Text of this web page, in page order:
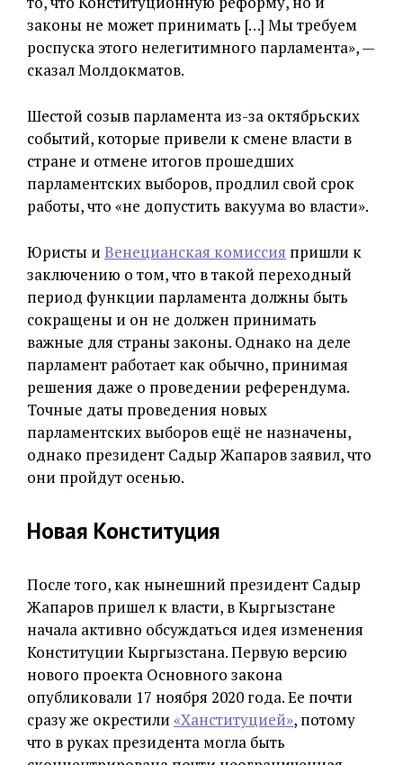
законы не может принимать […] Мы требуем
роспуска этого нелегитимного парламента», —
сказал Молдокматов.
Шестой созыв парламента из-за октябрьских
событий, которые привели к смене власти в
стране и отмене итогов прошедших
парламентских выборов, продлил свой срок
работы, что «не допустить вакуума во власти».
Юристы и Венецианская комиссия пришли к
заключению о том, что в такой переходный
период функции парламента должны быть
сокращены и он не должен принимать
важные для страны законы. Однако на деле
парламент работает как обычно, принимая
решения даже о проведении референдума.
Точные даты проведения новых
парламентских выборов ещё не назначены,
однако президент Садыр Жапаров заявил, что
они пройдут осенью.
Новая Конституция
После того, как нынешний президент Садыр
Жапаров пришел к власти, в Кыргызстане
начала активно обсуждаться идея изменения
Конституции Кыргызстана. Первую версию
нового проекта Основного закона
опубликовали 17 ноября 2020 года. Ее почти
сразу же окрестили «Ханституцией», потому
что в руках президента могла быть